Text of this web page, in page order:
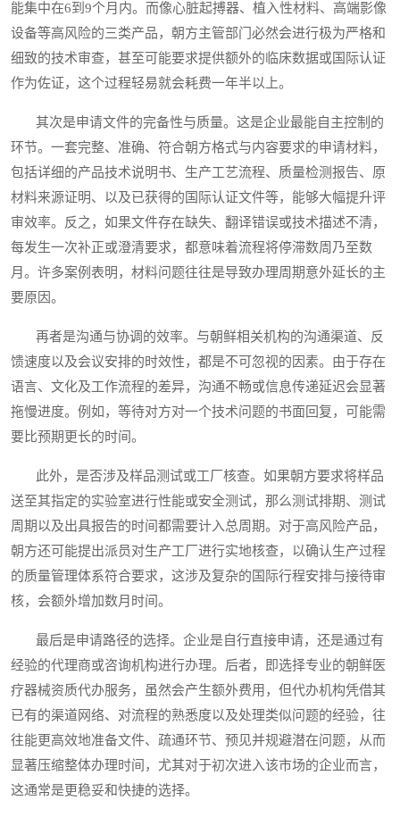
能集中在6到9个月内。而像心脏起搏器、植入性材料、高端影像
设备等高风险的三类产品，朝方主管部门必然会进行极为严格和
细致的技术审查，甚至可能要求提供额外的临床数据或国际认证
作为佐证，这个过程轻易就会耗费一年半以上。
其次是申请文件的完备性与质量。这是企业最能自主控制的
环节。一套完整、准确、符合朝方格式与内容要求的申请材料，
包括详细的产品技术说明书、生产工艺流程、质量检测报告、原
材料来源证明、以及已获得的国际认证文件等，能够大幅提升评
审效率。反之，如果文件存在缺失、翻译错误或技术描述不清，
每发生一次补正或澄清要求，都意味着流程将停滞数周乃至数
月。许多案例表明，材料问题往往是导致办理周期意外延长的主
要原因。
再者是沟通与协调的效率。与朝鲜相关机构的沟通渠道、反
馈速度以及会议安排的时效性，都是不可忽视的因素。由于存在
语言、文化及工作流程的差异，沟通不畅或信息传递延迟会显著
拖慢进度。例如，等待对方对一个技术问题的书面回复，可能需
要比预期更长的时间。
此外，是否涉及样品测试或工厂核查。如果朝方要求将样品
送至其指定的实验室进行性能或安全测试，那么测试排期、测试
周期以及出具报告的时间都需要计入总周期。对于高风险产品，
朝方还可能提出派员对生产工厂进行实地核查，以确认生产过程
的质量管理体系符合要求，这涉及复杂的国际行程安排与接待审
核，会额外增加数月时间。
最后是申请路径的选择。企业是自行直接申请，还是通过有
经验的代理商或咨询机构进行办理。后者，即选择专业的朝鲜医
疗器械资质代办服务，虽然会产生额外费用，但代办机构凭借其
已有的渠道网络、对流程的熟悉度以及处理类似问题的经验，往
往能更高效地准备文件、疏通环节、预见并规避潜在问题，从而
显著压缩整体办理时间，尤其对于初次进入该市场的企业而言，
这通常是更稳妥和快捷的选择。